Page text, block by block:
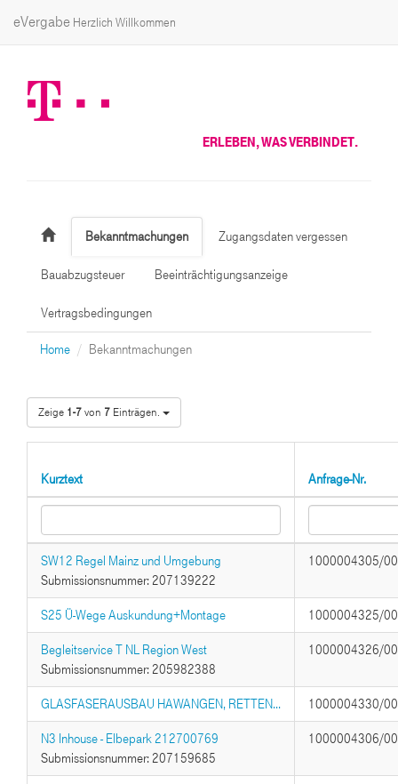
eVergabe Herzlich Willkommen
ERLEBEN, WAS VERBINDET.
Bekanntmachungen Zugangsdaten vergessen
Bauabzugsteuer Beeinträchtigungsanzeige
Vertragsbedingungen
Home Bekanntmachungen
Zeige 1-7von 7 Einträgen.
Kurztext Anfrage-Nr.
SW12 Regel Mainz und Umgebung
Submissionsnummer: 207139222
1000004305/
S25 Ü-Wege Auskundung+Montage 1000004325/
Begleitservice T NL Region West
Submissionsnummer: 205982388
1000004326/
GLASFASERAUSBAU HAWANGEN, RETTEN... 1000004330/
N3 Inhouse - Elbepark 212700769
Submissionsnummer: 207159685
1000004306/